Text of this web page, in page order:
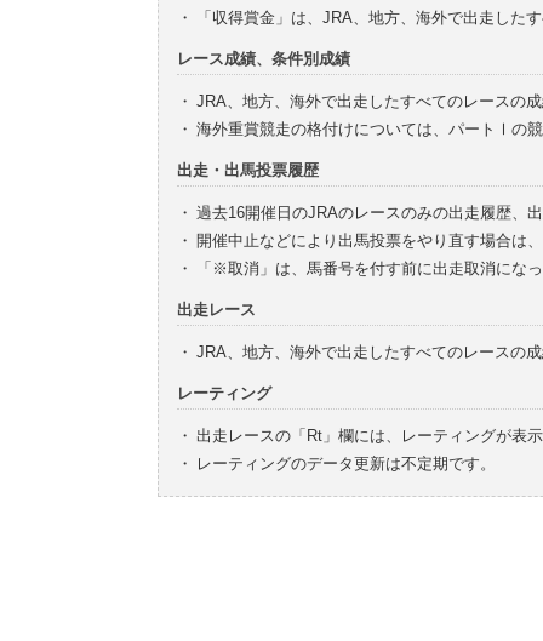
・
「収得賞金」は、JRA、地方、海外で出走した
レース成績、条件別成績
・ JRA、地方、海外で出走したすべてのレースの
・ 海外重賞競走の格付けについては、パートⅠの
出走・出馬投票履歴
・ 過去16開催日のJRAのレースのみの出走履歴、
・ 開催中止などにより出馬投票をやり直す場合は
・
「※取消」は、馬番号を付す前に出走取消にな
出走レース
・ JRA、地方、海外で出走したすべてのレースの
レーティング
・ 出走レースの「Rt」欄には、レーティングが表
・
レーティングのデータ更新は不定期です。